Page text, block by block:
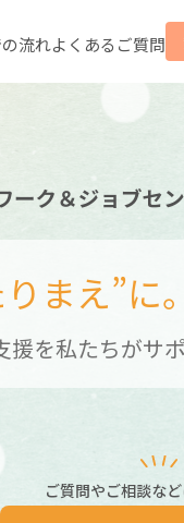
流れよくあるご質問
まえ”に。
援を私たちがサ
ご質問やご相談な